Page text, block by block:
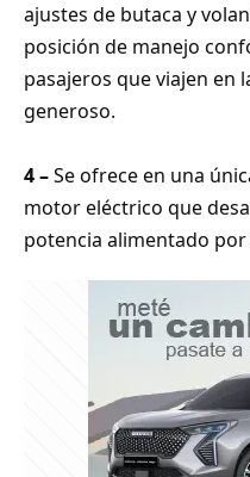
ajustes de butaca y
posición de manejo
pasajeros que viajen en
generoso.
4 –Se ofrece en una
motor eléctrico que
potencia alimentado